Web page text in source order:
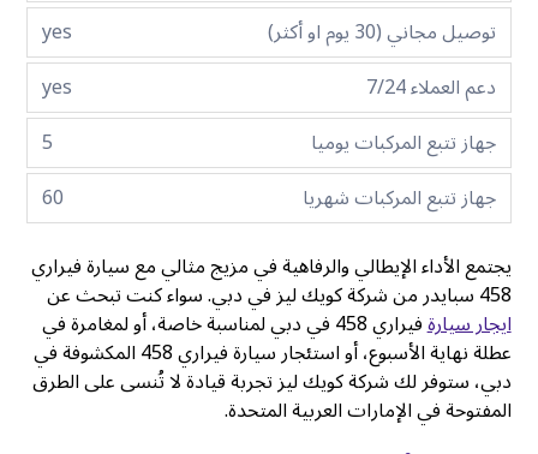
توصيل مجاني (30 يوم او أكثر)
yes
دعم العملاء 7/24
yes
جهاز تتبع المركبات يوميا
5
جهاز تتبع المركبات شهريا
60
يجتمع الأداء الإيطالي والرفاهية في مزيج مثالي مع سيارة فيراري
458 سبايدر من شركة كويك ليز في دبي. سواء كنت تبحث عن
ايجار سيارة فيراري 458 في دبي لمناسبة خاصة، أو لمغامرة في
عطلة نهاية الأسبوع، أو استئجار سيارة فيراري 458 المكشوفة في
دبي، ستوفر لك شركة كويك ليز تجربة قيادة لا تُنسى على الطرق
المفتوحة في الإمارات العربية المتحدة.